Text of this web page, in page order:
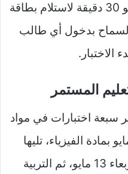
الطلبة قبل موعد الاختبار بنحو 30 دقيقة لاستلام بطاقة
بدخول أي طالب
المستمر
سبعة اختبارات في مواد
تبدأ يوم الثلاثاء 12 مايو بمادة الفيزياء، تليها
الدراسات الاجتماعية يوم الأربعاء 13 مايو، ثم التربية